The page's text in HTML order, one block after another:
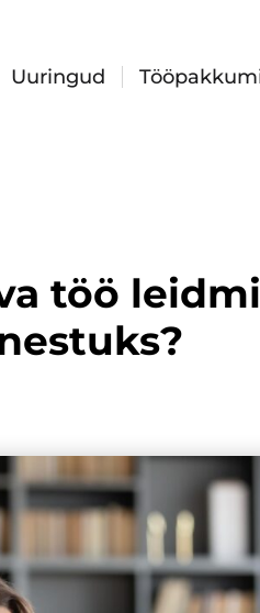
Uuringud
töö